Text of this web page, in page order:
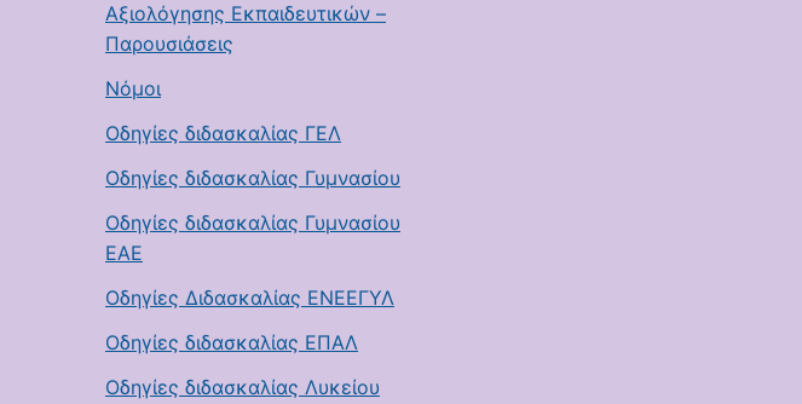
Αξιολόγησης Εκπαιδευτικών –
Παρουσιάσεις
Νόμοι
Οδηγίες διδασκαλίας ΓΕΛ
Οδηγίες διδασκαλίας Γυμνασίου
Οδηγίες διδασκαλίας Γυμνασίου
ΕΑΕ
Οδηγίες Διδασκαλίας ΕΝΕΕΓΥΛ
Οδηγίες διδασκαλίας ΕΠΑΛ
Οδηγίες διδασκαλίας Λυκείου